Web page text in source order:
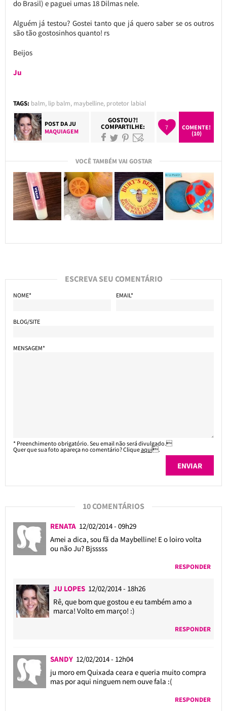
do Brasil) e paguei umas 18 Dilmas nele.
Alguém já testou? Gostei tanto que já quero saber se os outros
são tão gostosinhos quanto! rs
Beijos
Ju
TAGS: balm, lip balm, maybelline, protetor labial
POST DAJU
MAQUIAGEM
GOSTOU?!
COMPARTILHE: 7
COMENTE!
(10)
VOCÊ TAMBÉM VAI GOSTAR
ESCREVA SEU COMENTÁRIO
NOME* EMAIL*
BLOG/SITE
MENSAGEM*
* Preenchimento obrigatório. Seu email não será divulgado.
Quer que sua foto apareça no comentário? Cliqueaqui.
10 COMENTÁRIOS
RENATA 12/02/2014 - 09h29
Amei a dica, sou fã da Maybelline! E o loiro volta
ou não Ju? Bjsssss
RESPONDER
JU LOPES 12/02/2014 - 18h26
Rê, que bom que gostou e eu também amo a
marca! Volto em março! :)
RESPONDER
SANDY 12/02/2014 - 12h04
ju moro em Quixada ceara e queria muito compra
mas por aqui ninguem nem ouve fala :(
RESPONDER